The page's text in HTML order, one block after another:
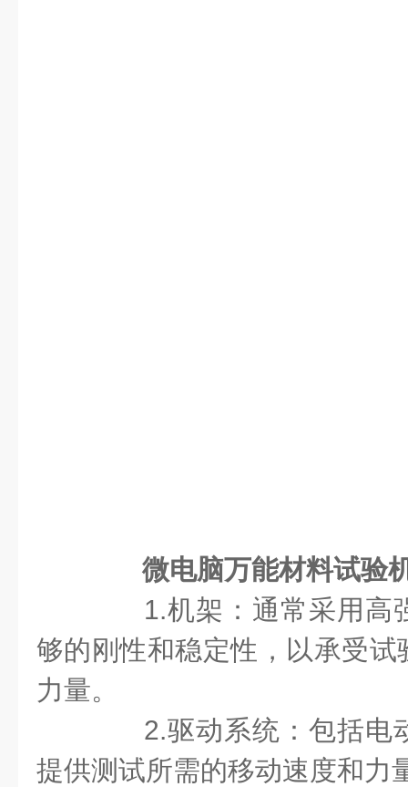
微电脑万能材料试验
1.机架：通常采用高
够的刚性和稳定性，以承受
力量。
2.驱动系统：包括电
提供测试所需的移动速度和力